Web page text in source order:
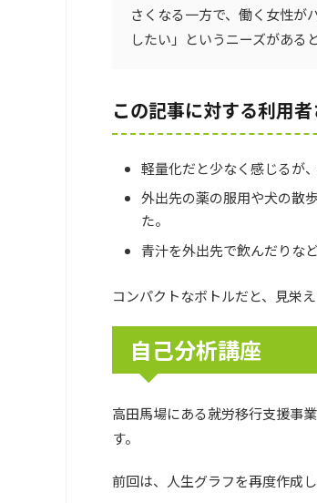
さくなる一方で、働く女性が
したい」というニーズがある
この記事に対する利用
軽量化だと少なく感じるが
外出先の薬の服用や犬の散
た。
青汁を外出先で飲んだりな
コンパクトなボトルだと、見栄
自己分析講座
高田馬場にある就労移行支援事
す。
前回は、人生グラフを再度作成